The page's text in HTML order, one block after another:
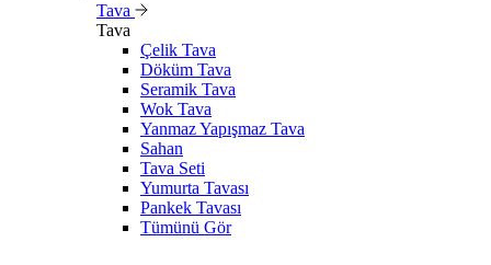
Tava
Tava
Çelik Tava
Döküm Tava
Seramik Tava
Wok Tava
Yanmaz Yapışmaz Tava
Sahan
Tava Seti
Yumurta Tavası
Pankek Tavası
Tümünü Gör